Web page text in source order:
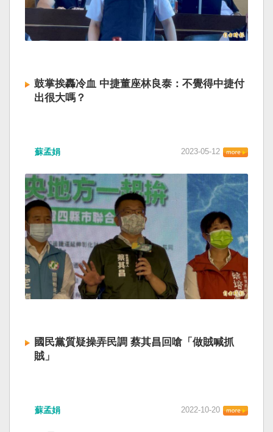
鼓掌挨轟冷血 中捷董座林良泰：不覺得中捷付
出很大嗎？
蘇孟娟 2023-05-12
國民黨質疑操弄民調 蔡其昌回嗆「做賊喊抓
賊」
蘇孟娟 2022-10-20